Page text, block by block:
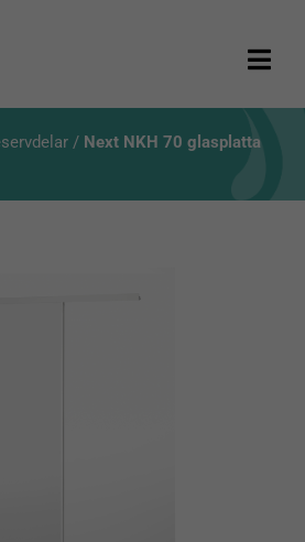
/ Next NKH 70 glasplatta